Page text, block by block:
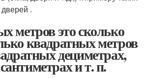
.
метров это сколько
квадратных метров
дециметрах,
и т. п.